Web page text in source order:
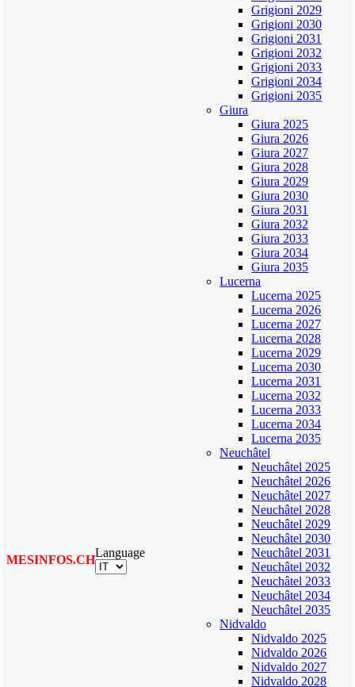
MESINFOS.CH
Language
Grigioni 2029
Grigioni 2030
Grigioni 2031
Grigioni 2032
Grigioni 2033
Grigioni 2034
Grigioni 2035
Giura
Giura 2025
Giura 2026
Giura 2027
Giura 2028
Giura 2029
Giura 2030
Giura 2031
Giura 2032
Giura 2033
Giura 2034
Giura 2035
Lucerna
Lucerna 2025
Lucerna 2026
Lucerna 2027
Lucerna 2028
Lucerna 2029
Lucerna 2030
Lucerna 2031
Lucerna 2032
Lucerna 2033
Lucerna 2034
Lucerna 2035
Neuchâtel
Neuchâtel 2025
Neuchâtel 2026
Neuchâtel 2027
Neuchâtel 2028
Neuchâtel 2029
Neuchâtel 2030
Neuchâtel 2031
Neuchâtel 2032
Neuchâtel 2033
Neuchâtel 2034
Neuchâtel 2035
Nidvaldo
Nidvaldo 2025
Nidvaldo 2026
Nidvaldo 2027
Nidvaldo 2028